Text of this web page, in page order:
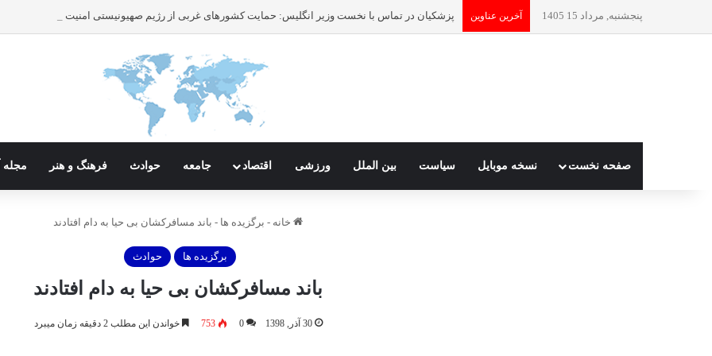
پنجشنبه, مرداد 15 1405 آخرین عناوین
صفحه نخست نسخه موبایل سیاست بین الملل ورزشی اقتصاد جامعه حوادث فرهنگ و هنر مجله
خانه - برگزیده ها - باند مسافرکشان بی حیا به دام افتادند
برگزیده ها حوادث
باند مسافرکشان بی حیا به دام افتادند
30 آذر, 1398 0
753 خواندن این مطلب 2 دقیقه زمان میبرد